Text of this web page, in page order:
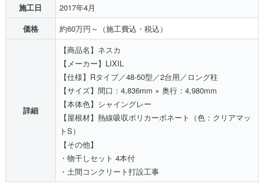
施工日
2017年4月
価格
約60万円～（施工費込・税込）
詳細
【商品名】ネスカ
【メーカー】LIXIL
【仕様】Rタイプ／48-50型／2台用／ロング柱
【サイズ】間口：4,836mm × 奥行：4,980mm
【本体色】シャイングレー
【屋根材】熱線吸収ポリカーボネート（色：クリアマッ
トS）
【その他】
・物干しセット 4本付
・土間コンクリート打設工事